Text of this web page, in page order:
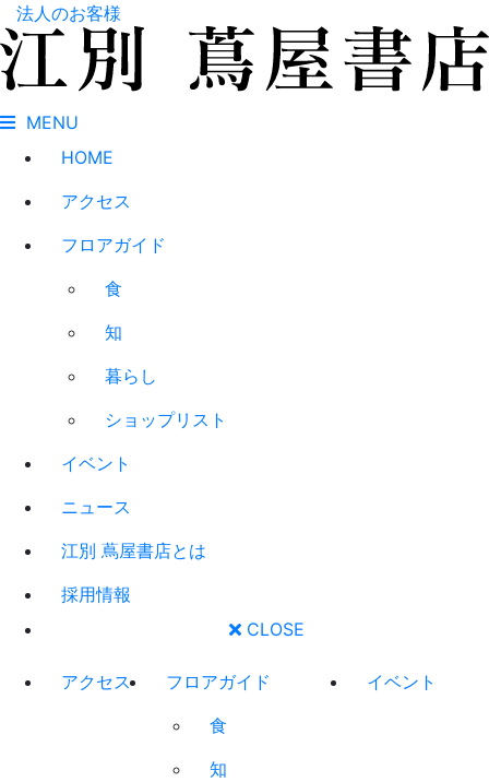
法人のお客様
MENU
HOME
アクセス
フロアガイド
食
知
暮らし
ショップリスト
イベント
ニュース
江別 蔦屋書店とは
採用情報
CLOSE
アクセス
フロアガイド
食
知
イベント